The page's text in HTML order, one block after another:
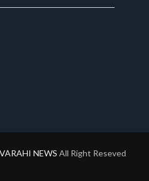
NEWS All Right Reseved